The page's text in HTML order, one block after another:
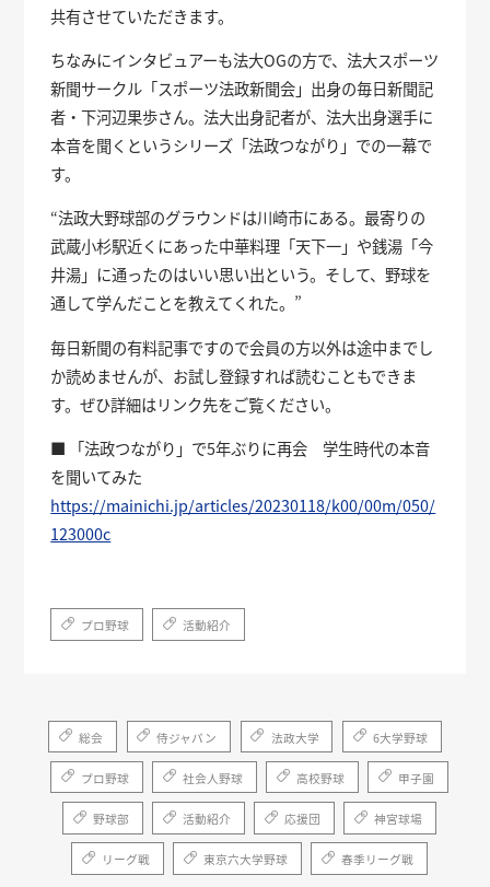
共有させていただきます。
ちなみにインタビュアーも法大OGの方で、法大スポーツ
新聞サークル「スポーツ法政新聞会」出身の毎日新聞記
者・下河辺果歩さん。法大出身記者が、法大出身選手に
本音を聞くというシリーズ「法政つながり」での一幕で
す。
“法政大野球部のグラウンドは川崎市にある。最寄りの
武蔵小杉駅近くにあった中華料理「天下一」や銭湯「今
井湯」に通ったのはいい思い出という。そして、野球を
通して学んだことを教えてくれた。”
毎日新聞の有料記事ですので会員の方以外は途中までし
か読めませんが、お試し登録すれば読むこともできま
す。ぜひ詳細はリンク先をご覧ください。
■ 「法政つながり」で5年ぶりに再会 学生時代の本音
を聞いてみた
https://mainichi.jp/articles/20230118/k00/00m/050/
123000c
プロ野球 活動紹介
総会 侍ジャパン 法政大学 6大学野球
プロ野球 社会人野球 高校野球 甲子園
野球部 活動紹介 応援団 神宮球場
リーグ戦 東京六大学野球 春季リーグ戦